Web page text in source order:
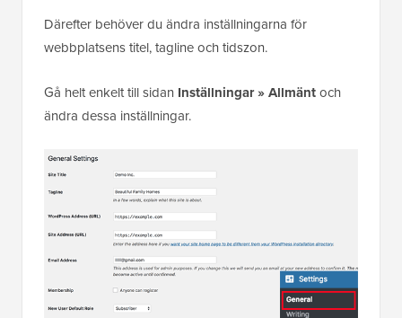
Därefter behöver du ändra inställningarna för
webbplatsens titel, tagline och tidszon.
Gå helt enkelt till sidan Inställningar » Allmäntoch
ändra dessa inställningar.